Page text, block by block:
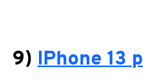
9) IPhone 13